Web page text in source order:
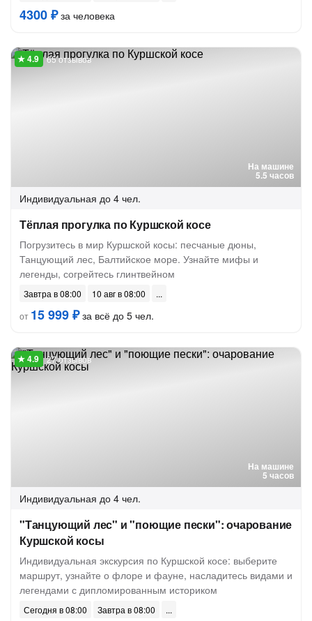
4300 ₽за человека
На машине
5.5 часов
65 отзывов
Индивидуальная до 4 чел.
Тёплая прогулка по Куршской косе
Погрузитесь в мир Куршской косы: песчаные дюны,
Танцующий лес, Балтийское море. Узнайте мифы и
легенды, согрейтесь глинтвейном
Завтра в 08:00
10 авг в 08:00
от 15 999 ₽за всё до 5 чел.
На машине
5 часов
27 отзывов
Индивидуальная до 4 чел.
"Танцующий лес" и "поющие пески": очарование
Куршской косы
Индивидуальная экскурсия по Куршской косе: выберите
маршрут, узнайте о флоре и фауне, насладитесь видами и
легендами с дипломированным историком
Сегодня в 08:00
Завтра в 08:00